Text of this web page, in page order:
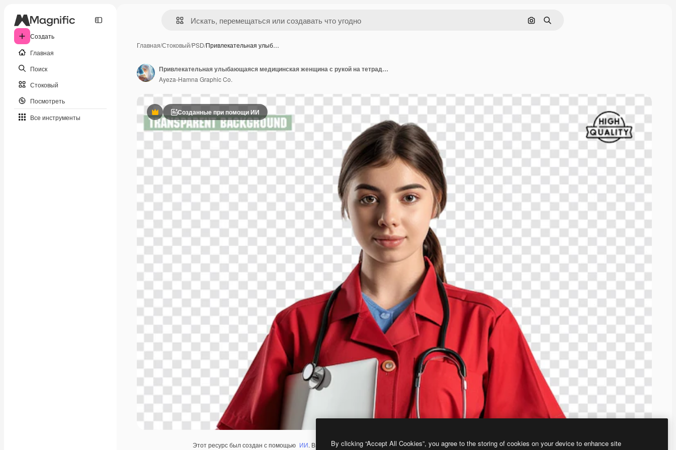
Создать
Главная
Поиск
Стоковый
Посмотреть
Все инструменты
Поиск по изображению
Поиск
Главная/Стоковый/PSD/Привлекательная улыб…
ПремиумСозданные при помощи ИИ
Этот ресурс был создан с помощью ИИ. Вы можете создать свой собственный с помощью нашего генератора изображений на основе ИИ.
Привлекательная улыбающаяся медицинская женщина с рукой на тетради, изолированной на прозрачном фоне
Ayeza-Hamna Graphic Co.
By clicking “Accept All Cookies”, you agree to the storing of cookies on your device to enhance site